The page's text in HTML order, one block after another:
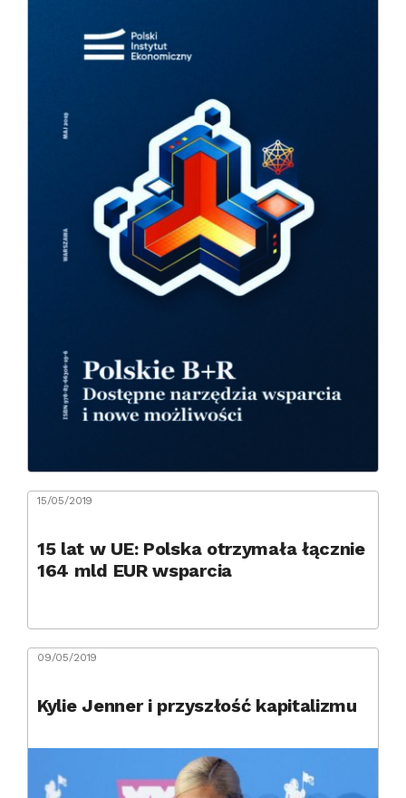
15/05/2019
15 lat w UE: Polska otrzymała łącznie
164 mld EUR wsparcia
09/05/2019
Kylie Jenner i przyszłość kapitalizmu